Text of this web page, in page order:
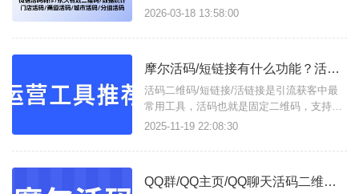
结一下：二维码切换方式说明1、顺序切
数后，自动下线二维码 (如:某客服加满50人
可用的子二维码随机展示 (如：所有客服随
机分配客户)；3、
2026-03-18 13:58:00
摩尔活码/短链接有什么功能？活码二维码/活链接如何在线生成？
活码二维码/短链接/活链接是引流获客中最
常用工具，活码也就是固定二维码，支持按
设定展示多个子码，并实现动态更新二维
条链接合并成一条活链接，可实时更改子链
入摩尔活码/短链接这一个工具即可实现。支
2025-11-19 22:08:30
QQ群/QQ主页/QQ聊天活码二维码如何创建？